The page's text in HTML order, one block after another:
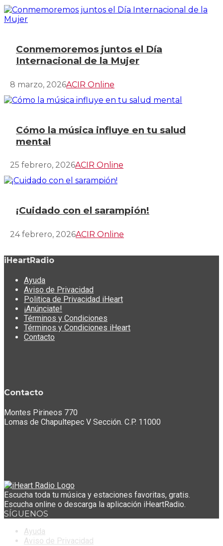
Conmemoremos juntos el Día
Internacional de la Mujer
8 marzo, 2026ACIR Online
Cómo la música influye en tu salud
mental
25 febrero, 2026ACIR Online
¡Cuidado con el sarampión!
24 febrero, 2026ACIR Online
iHeartRadio
Ayuda
Aviso de Privacidad
Politica de Privacidad iHeart
¡Anúnciate!
Términos y Condiciones
Términos y Condiciones iHeart
Contacto
Contacto
Montes Pirineos 770
Lomas de Chapultepec V Sección. C.P. 11000
Escucha toda tu música y estaciones favoritas, gratis.
Escucha online o descarga la aplicación iHeartRadio.
SÍGUENOS
Ayuda
Aviso de Privacidad